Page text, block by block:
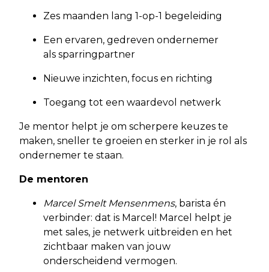
Zes maanden lang 1-op-1 begeleiding
Een ervaren, gedreven ondernemer
als sparringpartner
Nieuwe inzichten, focus en richting
Toegang tot een waardevol netwerk
Je mentor helpt je om scherpere keuzes te
maken, sneller te groeien en sterker in je rol als
ondernemer te staan.
De mentoren
Marcel Smelt Mensenmens, barista én
verbinder: dat is Marcel! Marcel helpt je
met sales, je netwerk uitbreiden en het
zichtbaar maken van jouw
onderscheidend vermogen.